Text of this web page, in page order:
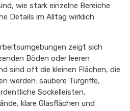
wie stark einzelne Bereiche
Details im Alltag wirklich
zeigt sich
Böden oder leeren
sind oft die kleinen Flächen, die
werden: saubere Türgriffe,
Sockelleisten,
klare Glasflächen und